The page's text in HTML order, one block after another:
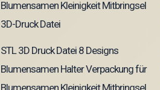
STL 3D Druck Datei 8 Designs
Blumensamen Halter Verpackung für